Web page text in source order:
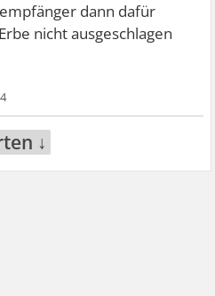
dann dafür
nicht ausgeschlagen
↓